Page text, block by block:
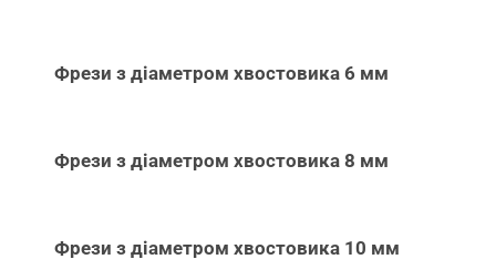
Фрези з діаметром хвостовика 6 мм
Фрези з діаметром хвостовика 8 мм
Фрези з діаметром хвостовика 10 мм